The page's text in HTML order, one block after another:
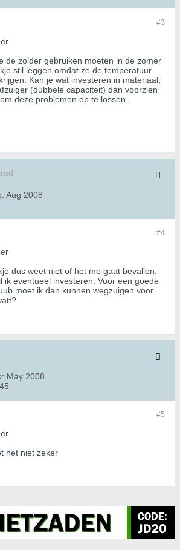
#3
de zolder gebruiken moeten in de zomer
stil leggen omdat ze de temperatuur
Kan je wat investeren in materiaal,
(dubbele capaciteit) dan voorzien
deze problemen op te lossen.
Aug 2008
#4
dus weet niet of het me gaat bevallen.
ik eventueel investeren. Voor een goede
moet ik dan kunnen wegzuigen voor
May 2008
#5
het niet zeker